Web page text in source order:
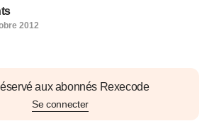
aux abonnés Rexecode
Se connecter
2012